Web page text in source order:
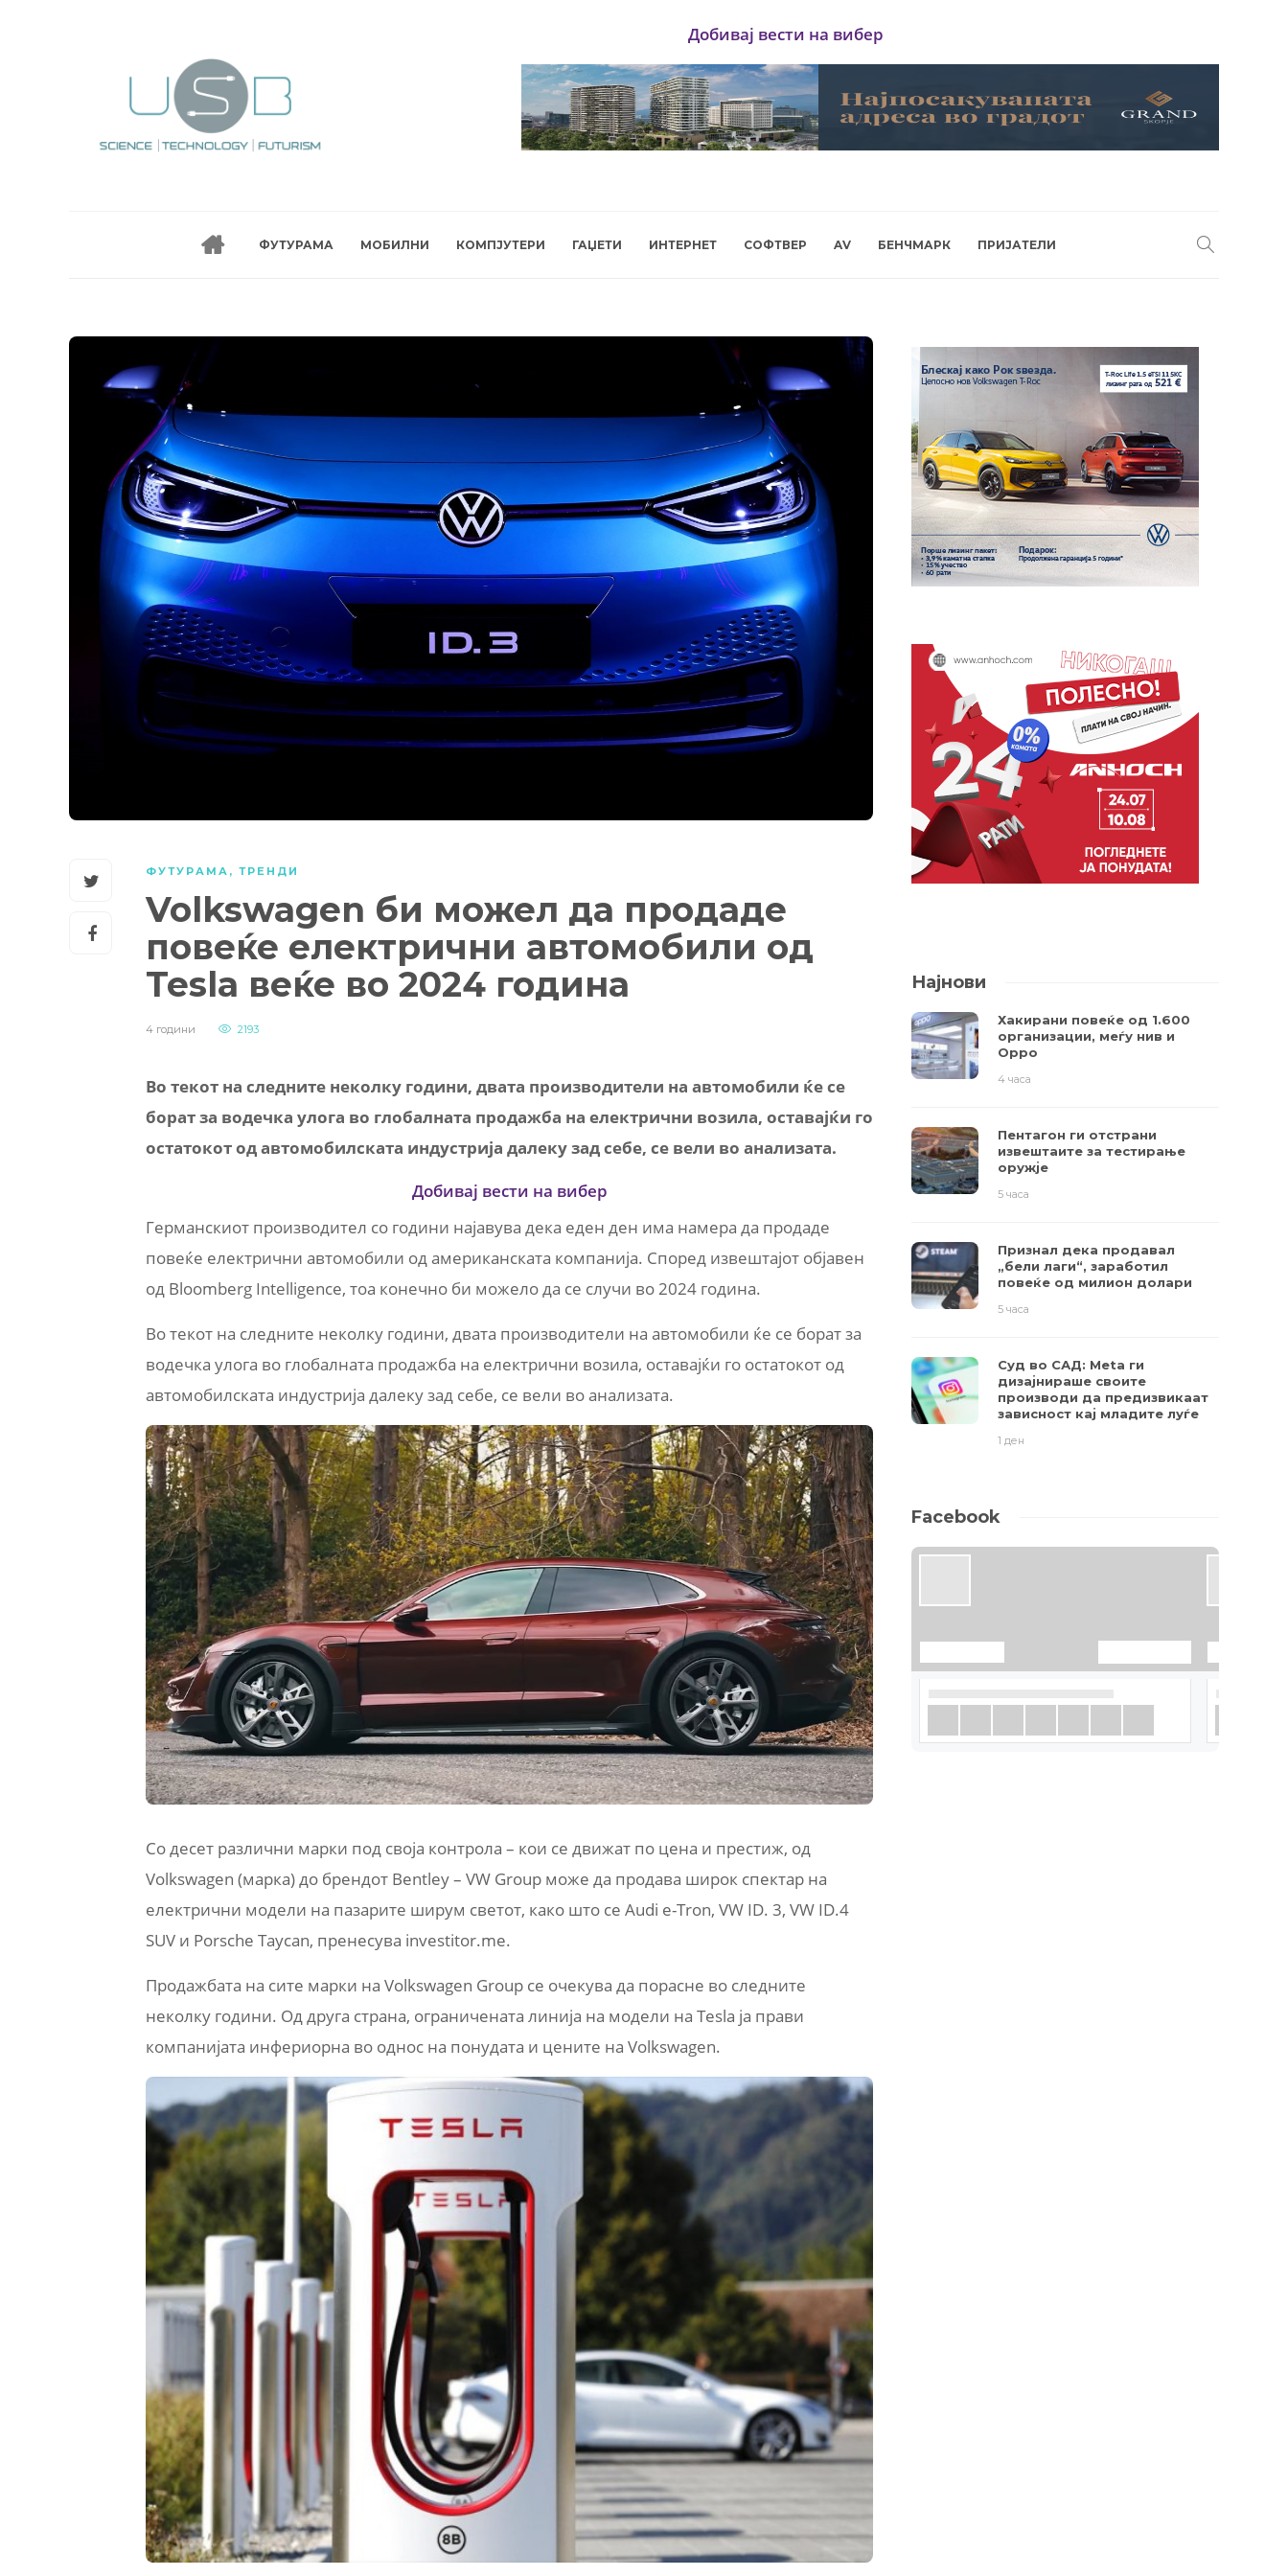
Добивај вести на вибер
ФУТУРАМА МОБИЛНИ КОМПЈУТЕРИ ГАЏЕТИ ИНТЕРНЕТ СОФТВЕР AV БЕНЧМАРК ПРИЈАТЕЛИ
ФУТУРАМА , ТРЕНДИ
Volkswagen би можел да продаде
повеќе електрични автомобили од
Tesla веќе во 2024 година
4 години 2193
Во текот на следните неколку години, двата производители на автомобили ќе се
борат за водечка улога во глобалната продажба на електрични возила, оставајќи го
остатокот од автомобилската индустрија далеку зад себе, се вели во анализата.
Добивај вести на вибер
Германскиот производител со години најавува дека еден ден има намера да продаде
повеќе електрични автомобили од американската компанија. Според извештајот објавен
од Bloomberg Intelligence, тоа конечно би можело да се случи во 2024 година.
Во текот на следните неколку години, двата производители на автомобили ќе се борат за
водечка улога во глобалната продажба на електрични возила, оставајќи го остатокот од
автомобилската индустрија далеку зад себе, се вели во анализата.
Со десет различни марки под своја контрола – кои се движат по цена и престиж, од
Volkswagen (марка) до брендот Bentley – VW Group може да продава широк спектар на
електрични модели на пазарите ширум светот, како што се Audi e-Tron, VW ID. 3, VW ID.4
SUV и Porsche Taycan, пренесува investitor.me.
Продажбата на сите марки на Volkswagen Group се очекува да порасне во следните
неколку години. Од друга страна, ограничената линија на модели на Tesla ја прави
компанијата инфериорна во однос на понудата и цените на Volkswagen.
Најнови
Хакирани повеќе од 1.600
организации, меѓу нив и
Oppo
4 часа
Пентагон ги отстрани
извештаите за тестирање
оружје
5 часа
Признал дека продавал
„бели лаги“, заработил
повеќе од милион долари
5 часа
Суд во САД: Meta ги
дизајнираше своите
производи да предизвикаат
зависност кај младите луѓе
1 ден
Facebook